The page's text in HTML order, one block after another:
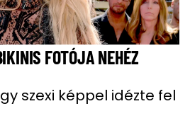
FOTÓJA NEHÉZ
szexi képpel idézte fel